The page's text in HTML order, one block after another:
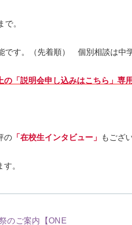
。
。（先着順） 個別相談は中学3
の「説明会申し込みはこちら」
の 「在校生インタビュー」 もござ
。
のご案内【ONE